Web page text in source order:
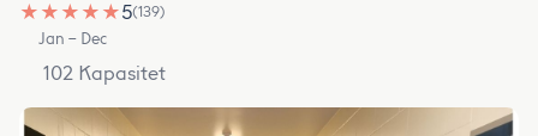
★ ★ ★ ★ ★5(139)
Jan – Dec
102 Kapasitet